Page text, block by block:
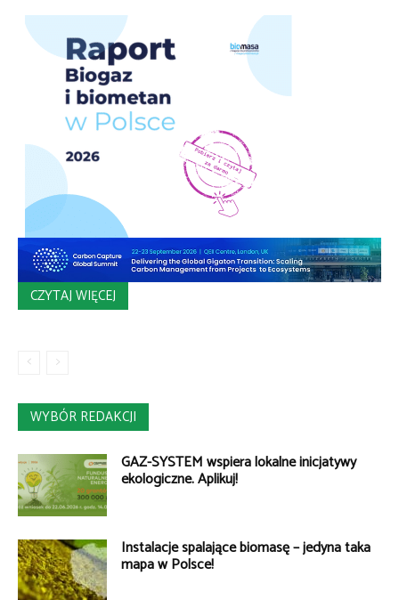
CZYTAJ WIĘCEJ
WYBÓR REDAKCJI
GAZ-SYSTEM wspiera lokalne inicjatywy
ekologiczne. Aplikuj!
Instalacje spalające biomasę – jedyna taka
mapa w Polsce!